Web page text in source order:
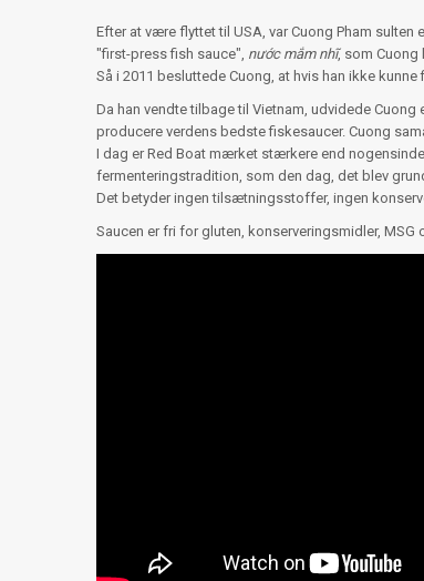
Efter at være flyttet til USA, var Cuong Pham
"first-press fish sauce", nước mắm nhĩ, som Cuong
Så i 2011 besluttede Cuong, at hvis han ikke
Da han vendte tilbage til Vietnam, udvidede
producere verdens bedste fiskesaucer. Cuong
I dag er Red Boat mærket stærkere end
fermenteringstradition, som den dag, det blev
Det betyder ingen tilsætningsstoffer, ingen
Saucen er fri for gluten, konserveringsmidler, MSG